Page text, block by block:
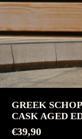
GREEK
CASK AGED
€39,90